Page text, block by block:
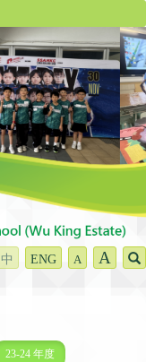
中 ENG A A
23-24 年度